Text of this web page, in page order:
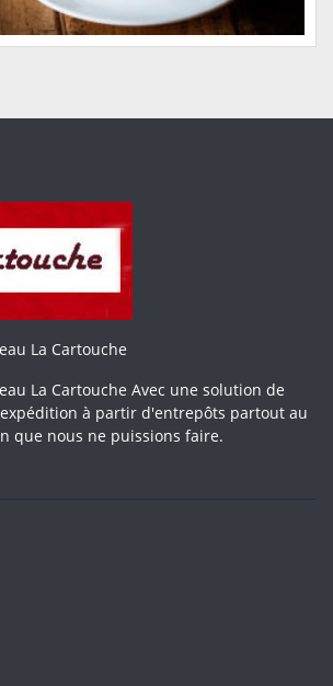
La Cartouche
La Cartouche Avec une solution de
à partir d'entrepôts partout au
que nous ne puissions faire.